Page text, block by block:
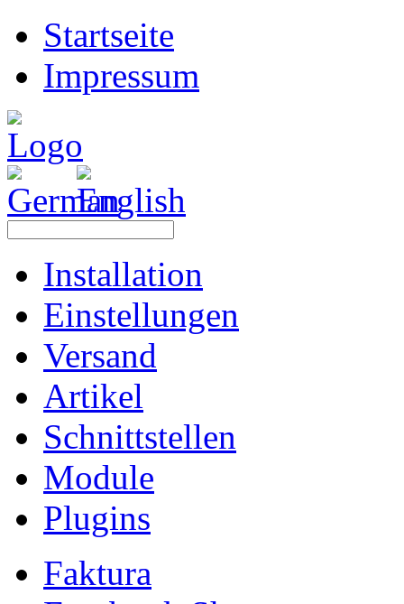
Startseite
Impressum
Installation
Einstellungen
Versand
Artikel
Schnittstellen
Module
Plugins
Faktura